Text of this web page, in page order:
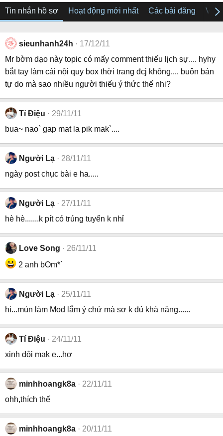
Tin nhắn hồ sơ Hoạt động mới nhất Các bài đăng Về
sieunhanh24h
17/12/11
Mr bờm dạo này topic có mấy comment thiếu lịch sự.... hyhy
bắt tay làm cái nội quy box thời trang đcj không.... buôn bán
tự do mà sao nhiều người thiếu ý thức thế nhi?
Tí Điệu
29/11/11
bua~ nao` gap mat la pik mak`....
Người Lạ
28/11/11
ngày post chục bài e ha.....
Người Lạ
27/11/11
hè hè.......k pít có trúng tuyển k nhỉ
Love Song
26/11/11
2 anh bOm*`
Người Lạ
25/11/11
hì...mún làm Mod lắm ý chứ mà sợ k đủ khà năng......
Tí Điệu
24/11/11
xinh đôi mak e...hơ
minhhoangk8a
22/11/11
ohh,thích thế
minhhoangk8a
20/11/11